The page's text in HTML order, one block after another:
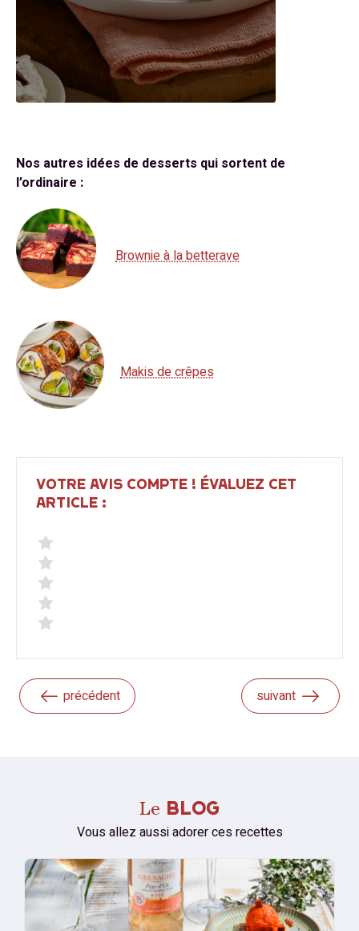
Nos autres idées de desserts qui sortent de
l’ordinaire :
Brownie à la betterave
Makis de crêpes
VOTRE AVIS COMPTE ! ÉVALUEZ CET
ARTICLE :
précédent suivant
Le BLOG
Vous allez aussi adorer ces recettes